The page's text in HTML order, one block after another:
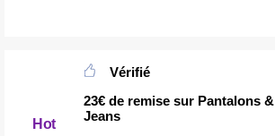
Hot
Vérifié
23€ de remise sur Pantalons &
Jeans